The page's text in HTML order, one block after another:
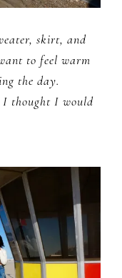
skirt, and
to feel warm
the day.
I thought I would